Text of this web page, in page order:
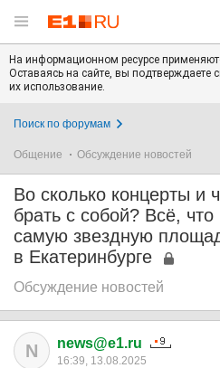
На информационном ресурсе
Оставаясь на сайте, вы подтверждаете
их использование.
Поиск по форумам
Общение Обсуждение новостей
Во сколько концерты и
брать с собой? Всё, что
самую звездную
в Екатеринбурге
Обсуждение новостей
N news@e1.ru
16:39, 13.08.2025